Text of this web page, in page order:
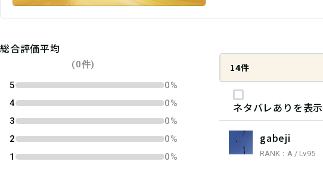
総合評価平均
(0件)
5
0%
4
0%
3
0%
2
0%
1
0%
14件
ネタバレありを表示
gabeji
RANK：A / Lv.95